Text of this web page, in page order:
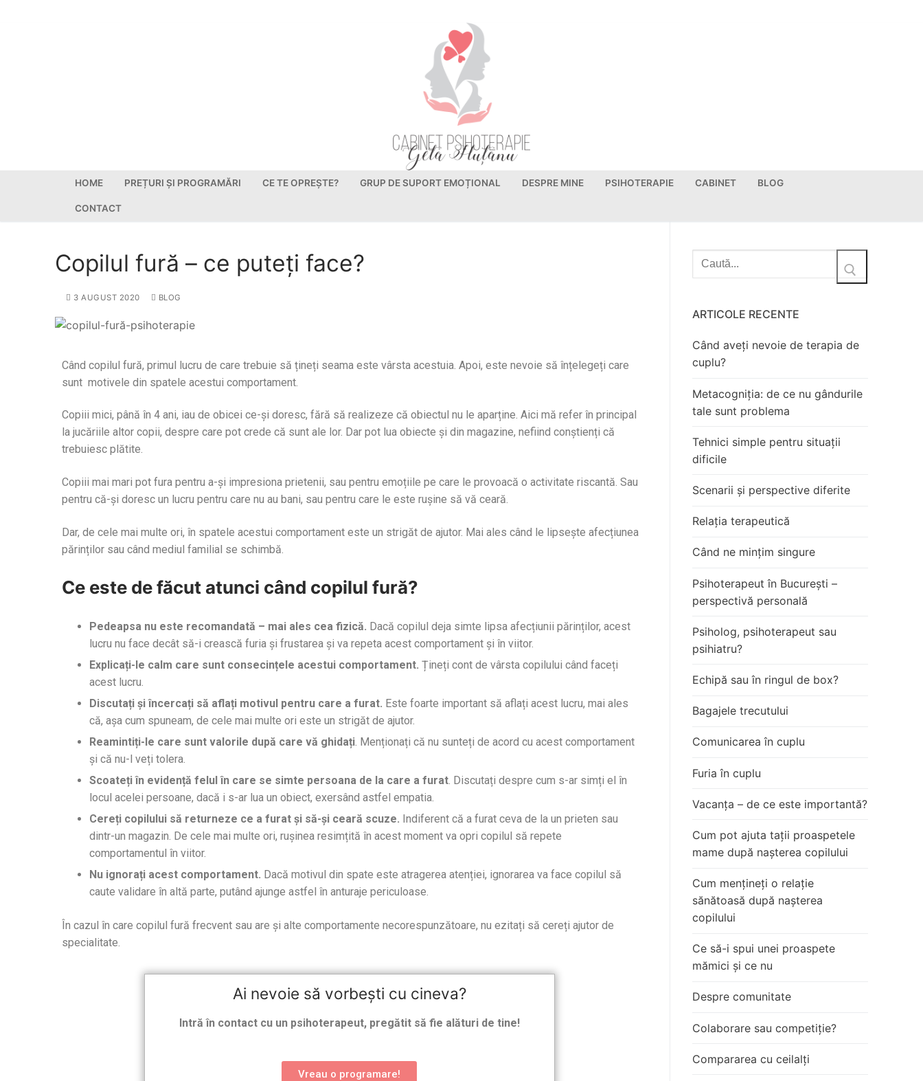
HOME PREȚURI ȘI PROGRAMĂRI CE TE OPREȘTE? GRUP DE SUPORT EMOȚIONAL DESPRE MINE PSIHOTERAPIE CABINET BLOG
CONTACT
Copilul fură – ce puteți face?
3 AUGUST 2020 BLOG
Când copilul fură, primul lucru de care trebuie să țineți seama este vârsta acestuia. Apoi, este nevoie să înțelegeți care
sunt motivele din spatele acestui comportament.
Copiii mici, până în 4 ani, iau de obicei ce-și doresc, fără să realizeze că obiectul nu le aparține. Aici mă refer în principal
la jucăriile altor copii, despre care pot crede că sunt ale lor. Dar pot lua obiecte și din magazine, nefiind conștienți că
trebuiesc plătite.
Copiii mai mari pot fura pentru a-și impresiona prietenii, sau pentru emoțiile pe care le provoacă o activitate riscantă. Sau
pentru că-și doresc un lucru pentru care nu au bani, sau pentru care le este rușine să vă ceară.
Dar, de cele mai multe ori, în spatele acestui comportament este un strigăt de ajutor. Mai ales când le lipsește afecțiunea
părinților sau când mediul familial se schimbă.
Ce este de făcut atunci când copilul fură?
Pedeapsa nu este recomandată – mai ales cea fizică. Dacă copilul deja simte lipsa afecțiunii părinților, acest
lucru nu face decât să-i crească furia și frustarea și va repeta acest comportament și în viitor.
Explicați-le calm care sunt consecințele acestui comportament. Țineți cont de vârsta copilului când faceți
acest lucru.
Discutați și încercați să aflați motivul pentru care a furat. Este foarte important să aflați acest lucru, mai ales
că, așa cum spuneam, de cele mai multe ori este un strigăt de ajutor.
Reamintiți-le care sunt valorile după care vă ghidați. Menționați că nu sunteți de acord cu acest comportament
și că nu-l veți tolera.
Scoateți în evidență felul în care se simte persoana de la care a furat. Discutați despre cum s-ar simți el în
locul acelei persoane, dacă i s-ar lua un obiect, exersând astfel empatia.
Cereți copilului să returneze ce a furat și să-și ceară scuze. Indiferent că a furat ceva de la un prieten sau
dintr-un magazin. De cele mai multe ori, rușinea resimțită în acest moment va opri copilul să repete
comportamentul în viitor.
Nu ignorați acest comportament. Dacă motivul din spate este atragerea atenției, ignorarea va face copilul să
caute validare în altă parte, putând ajunge astfel în anturaje periculoase.
În cazul în care copilul fură frecvent sau are și alte comportamente necorespunzătoare, nu ezitați să cereți ajutor de
specialitate.
Ai nevoie să vorbești cu cineva?
Intră în contact cu un psihoterapeut, pregătit să fie alături de tine!
Vreau o programare!
ARTICOLE RECENTE
Când aveți nevoie de terapia de
cuplu?
Metacogniția: de ce nu gândurile
tale sunt problema
Tehnici simple pentru situații
dificile
Scenarii și perspective diferite
Relația terapeutică
Când ne mințim singure
Psihoterapeut în București –
perspectivă personală
Psiholog, psihoterapeut sau
psihiatru?
Echipă sau în ringul de box?
Bagajele trecutului
Comunicarea în cuplu
Furia în cuplu
Vacanța – de ce este importantă?
Cum pot ajuta tații proaspetele
mame după nașterea copilului
Cum mențineți o relație
sănătoasă după nașterea
copilului
Ce să-i spui unei proaspete
mămici și ce nu
Despre comunitate
Colaborare sau competiție?
Compararea cu ceilalți